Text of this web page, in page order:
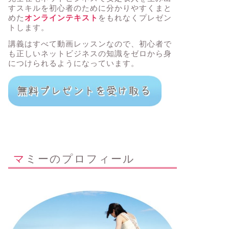
すスキルを初心者のために分かりやすくまと
めたオンラインテキスト をもれなくプレゼン
トします。
講義はすべて動画レッスンなので、初心者で
も正しいネットビジネスの知識をゼロから身
につけられるようになっています。
マミーのプロフィール